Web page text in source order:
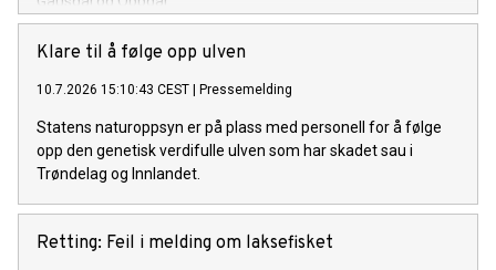
Klare til å følge opp ulven
10.7.2026 15:10:43 CEST | Pressemelding
Statens naturoppsyn er på plass med personell for å følge
opp den genetisk verdifulle ulven som har skadet sau i
Trøndelag og Innlandet.
Retting: Feil i melding om laksefisket